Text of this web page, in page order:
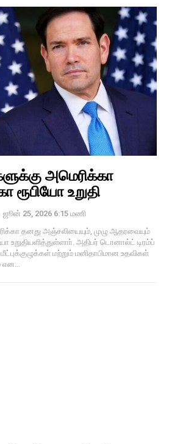
அமெரிக்கா
ரூபியோ உறுதி
ஜூன் 25, 2026 6:15 மணி
தனது அஞ்சலியையும், முழு ஆதரவையும்
உறுதியளித்துள்ளாா். ​அதிபர் டொனால்ட் டிரம்ப்
மற்றும் மனிதாபிமான உதவிகள்
என...